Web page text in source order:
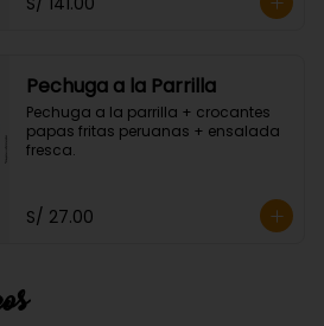
Pechuga a la Parrilla
Pechuga a la parrilla + crocantes
papas fritas peruanas + ensalada
fresca.
S/ 27.00